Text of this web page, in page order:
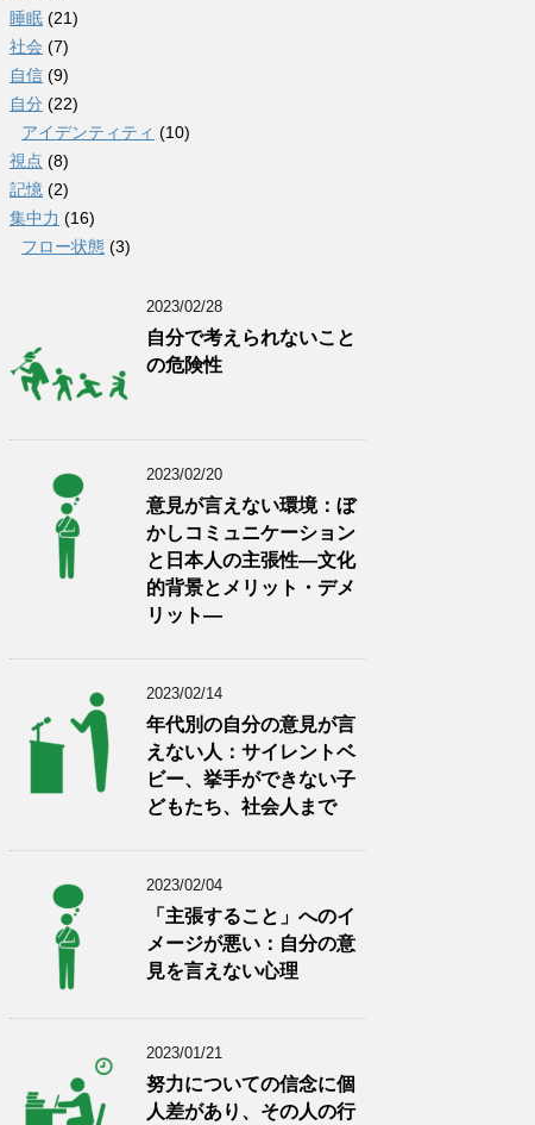
睡眠 (21)
社会 (7)
自信 (9)
自分 (22)
アイデンティティ (10)
視点 (8)
記憶 (2)
集中力 (16)
フロー状態 (3)
2023/02/28
自分で考えられないこと
の危険性
2023/02/20
意見が言えない環境：ぼ
かしコミュニケーション
と日本人の主張性―文化
的背景とメリット・デメ
リット―
2023/02/14
年代別の自分の意見が言
えない人：サイレントベ
ビー、挙手ができない子
どもたち、社会人まで
2023/02/04
「主張すること」へのイ
メージが悪い：自分の意
見を言えない心理
2023/01/21
努力についての信念に個
人差があり、その人の行